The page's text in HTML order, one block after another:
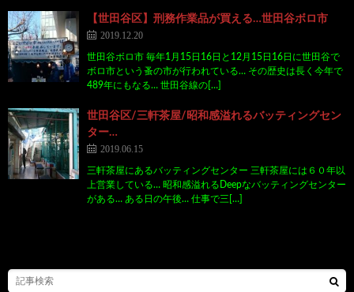
【世田谷区】刑務作業品が買える…世田谷ボロ市
2019.12.20
世田谷ボロ市 毎年1月15日16日と12月15日16日に世田谷で
ボロ市という蚤の市が行われている… その歴史は長く今年で
489年にもなる… 世田谷線の[…]
世田谷区/三軒茶屋/昭和感溢れるバッティングセン
ター…
2019.06.15
三軒茶屋にあるバッティングセンター 三軒茶屋には６０年以
上営業している… 昭和感溢れるDeepなバッティングセンター
がある… ある日の午後… 仕事で三[…]